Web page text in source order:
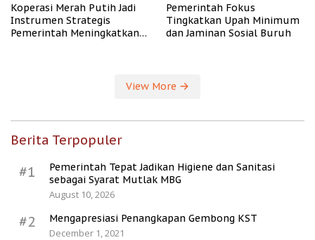
Koperasi Merah Putih Jadi
Instrumen Strategis
Pemerintah Meningkatkan
Pemerintah Fokus
Tingkatkan Upah Minimum
dan Jaminan Sosial Buruh
View More
Berita Terpopuler
#1
Pemerintah Tepat Jadikan Higiene dan Sanitasi
sebagai Syarat Mutlak MBG
August 10, 2026
#2
Mengapresiasi Penangkapan Gembong KST
December 1, 2021